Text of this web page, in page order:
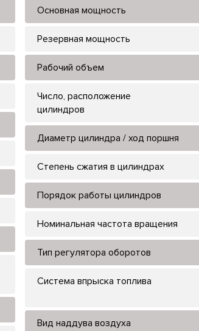
Основная мощность
Резервная мощность
Рабочий объем
Число, расположение
цилиндров
Диаметр цилиндра / ход поршня
Степень сжатия в цилиндрах
Порядок работы цилиндров
Номинальная частота вращения
Тип регулятора оборотов
Система впрыска топлива
Вид наддува воздуха